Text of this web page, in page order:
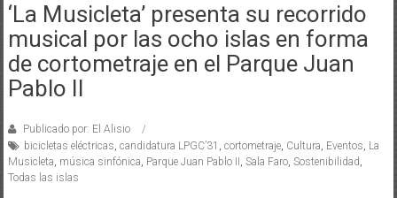
‘La Musicleta’ presenta su recorrido
musical por las ocho islas en forma
de cortometraje en el Parque Juan
Pablo II
Publicado por: El Alisio
bicicletas eléctricas, candidatura LPGC’31 , cortometraje, Cultura, Eventos, La
Musicleta, música sinfónica, Parque Juan Pablo II , Sala Faro, Sostenibilidad,
Todas las islas